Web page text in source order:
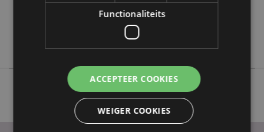
Functionaliteits
ACCEPTEER COOKIES
WEIGER COOKIES